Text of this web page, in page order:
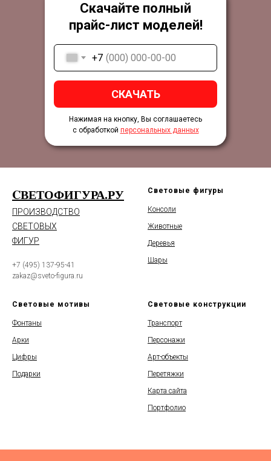
Скачайте полный
прайс-лист моделей!
+7
СКАЧАТЬ
Нажимая на кнопку, Вы соглашаетесь
с обработкой персональных данных
CВЕТОФИГУРА.РУ
ПРОИЗВОДСТВО
СВЕТОВЫХ
ФИГУР
+7 (495) 137-95-41
zakaz@sveto-figura.ru
Световые фигуры
Консоли
Животные
Деревья
Шары
Световые мотивы
Фонтаны
Арки
Цифры
Подарки
Световые конструкции
Транспорт
Персонажи
Арт-объекты
Перетяжки
Карта сайта
Портфолио